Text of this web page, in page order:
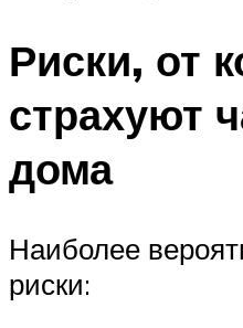
Риски, от
страхуют
дома
Наиболее
риски: